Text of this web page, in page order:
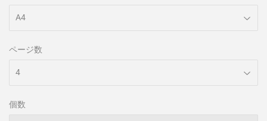
ページ数
個数